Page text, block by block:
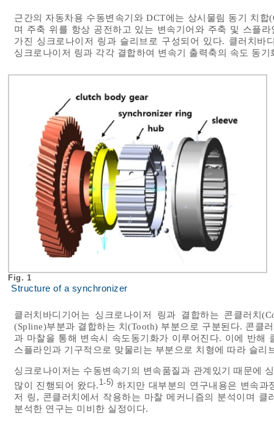
근간의 자동차용 수동변속기와 DCT에는 상시물림 동기 치
며 주축 위를 항상 공전하고 있는 변속기어와 주축 및 스플
가진 싱크로나이저 링과 슬리브로 구성되어 있다. 클러치바
싱크로나이저 링과 각각 결합하여 변속기 출력축의 속도 동
Fig. 1
Structure of a synchronizer
클러치바디기어는 싱크로나이저 링과 결합하는 콘클러치
(Spline)부분과 결합하는 치(Tooth) 부분으로 구분된다. 콘클
과 마찰을 통해 변속시 속도동기화가 이루어진다. 이에 반해
스플라인과 기구적으로 맞물리는 부분으로 치형에 따라 슬리
싱크로나이저는 수동변속기의 변속품질과 관계있기 때문에
많이 진행되어 왔다. 1-5) 하지만 대부분의 연구내용은 변속
저 링, 콘클러치에서 작용하는 마찰 메커니즘의 분석이며
분석한 연구는 미비한 실정이다.